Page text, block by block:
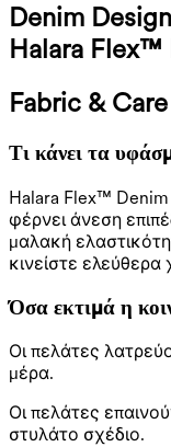
Denim
Halara Flex™
Fabric & Care
Τι κάνει τα
Halara Flex™
φέρνει άνεση
μαλακή
κινείστε ελεύθερα
Όσα εκτιμά η
Οι πελάτες
μέρα.
Οι πελάτες
στυλάτο σχέδιο.